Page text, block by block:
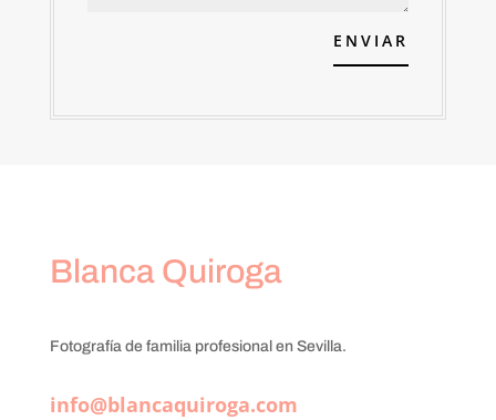
ENVIAR
Blanca Quiroga
Fotografía de familia profesional en Sevilla.
info@blancaquiroga.com